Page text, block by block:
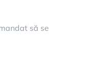
să se